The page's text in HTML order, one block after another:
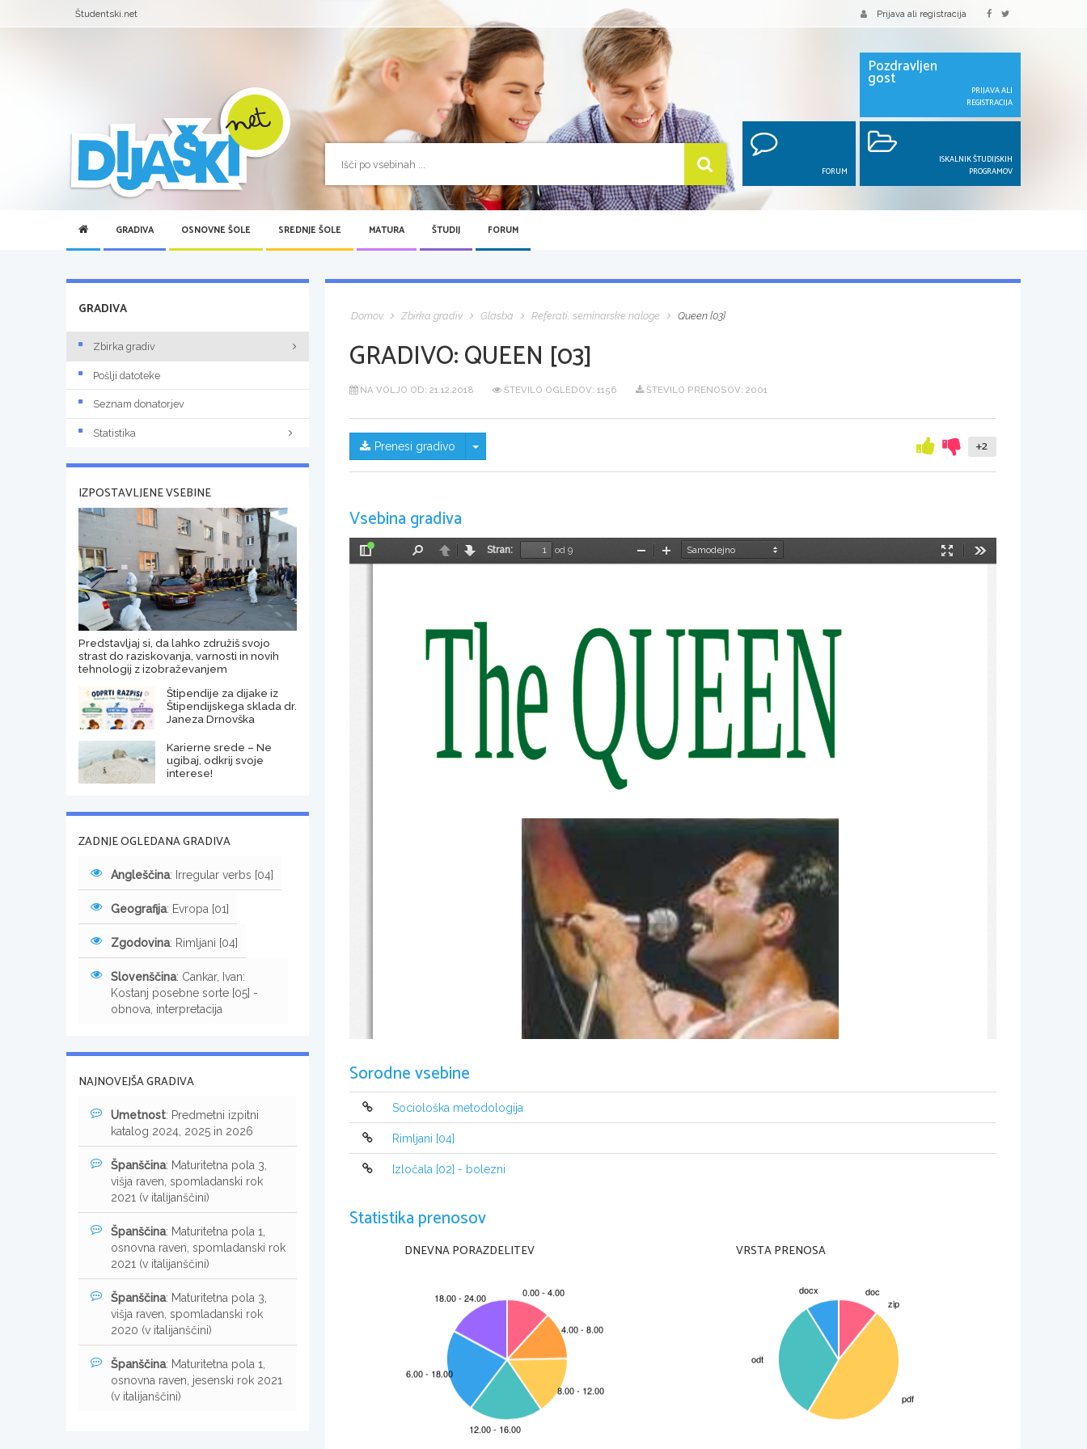
Študentski.net Prijava ali registracija
Pozdravljen
gost
PRIJAVA ALI
REGISTRACIJA
FORUM
ISKALNIK ŠTUDIJSKIH
PROGRAMOV
GRADIVA OSNOVNE ŠOLE SREDNJE ŠOLE MATURA ŠTUDIJ FORUM
Domov Zbirka gradiv Glasba Referati, seminarske naloge Queen [03]
GRADIVO:QUEEN [03]
NA VOLJO OD: 21.12.2018 ŠTEVILO OGLEDOV: 1156 ŠTEVILO PRENOSOV: 2001
Prenesi gradivo Skrij/prikaži meni +2
Vsebina gradiva
Preklopi
NazajNaprej
Stran:
od 9
Način
PomanjšajPovečaj
Sorodne vsebine
Sociološka metodologija
Rimljani [04]
Izločala [02] - bolezni
Statistika prenosov
DNEVNA PORAZDELITEV VRSTA PRENOSA
GRADIVA
Zbirka gradiv
Pošlji datoteke
Seznam donatorjev
Statistika
IZPOSTAVLJENE VSEBINE
Predstavljaj si, da lahko združiš svojo
strast do raziskovanja, varnosti in novih
tehnologij z izobraževanjem
Štipendije za dijake iz
Štipendijskega sklada dr.
Janeza Drnovška
Karierne srede – Ne
ugibaj, odkrij svoje
interese!
ZADNJE OGLEDANA GRADIVA
Angleščina: Irregular verbs [04]
Geografija: Evropa [01]
Zgodovina: Rimljani [04]
Slovenščina: Cankar, Ivan:
Kostanj posebne sorte [05] -
obnova, interpretacija
NAJNOVEJŠA GRADIVA
Umetnost: Predmetni izpitni
katalog 2024, 2025 in 2026
Španščina: Maturitetna pola 3,
višja raven, spomladanski rok
2021 (v italijanščini)
Španščina: Maturitetna pola 1,
osnovna raven, spomladanski rok
2021 (v italijanščini)
Španščina: Maturitetna pola 3,
višja raven, spomladanski rok
2020 (v italijanščini)
Španščina: Maturitetna pola 1,
osnovna raven, jesenski rok 2021
(v italijanščini)